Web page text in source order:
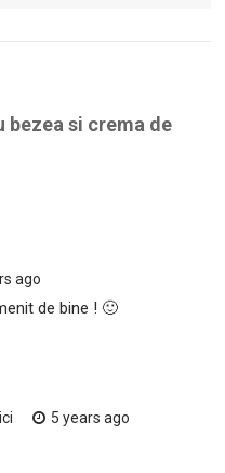
bezea si crema de
ago
de bine ! 🙂
5 years ago